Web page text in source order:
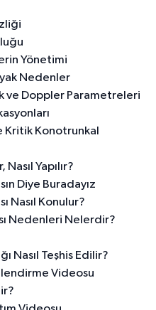
Yönetimi
Nedenler
ve Doppler Parametreleri
Konotrunkal
Yapılır?
Diye Buradayız
Nasıl Konulur?
Nedenleri Nelerdir?
Nasıl Teşhis Edilir?
Videosu